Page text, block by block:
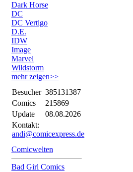
Dark Horse
DC
DC Vertigo
D.E.
IDW
Image
Marvel
Wildstorm
mehr zeigen>>
Besucher 385131387
Comics
215869
Update
08.08.2026
Kontakt:
andi@comicexpress.de
Comicwelten
Bad Girl Comics